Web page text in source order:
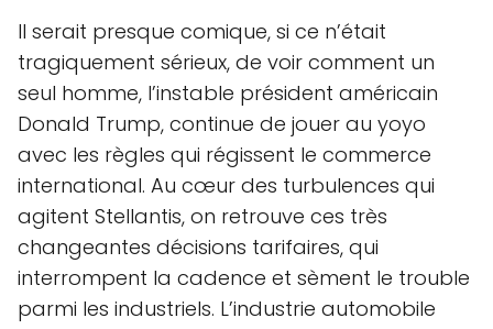
Il serait presque comique, si ce n’était
tragiquement sérieux, de voir comment un
seul homme, l’instable président américain
Donald Trump, continue de jouer au yoyo
avec les règles qui régissent le commerce
international. Au cœur des turbulences qui
agitent Stellantis, on retrouve ces très
changeantes décisions tarifaires, qui
interrompent la cadence et sèment le trouble
parmi les industriels. L’industrie automobile